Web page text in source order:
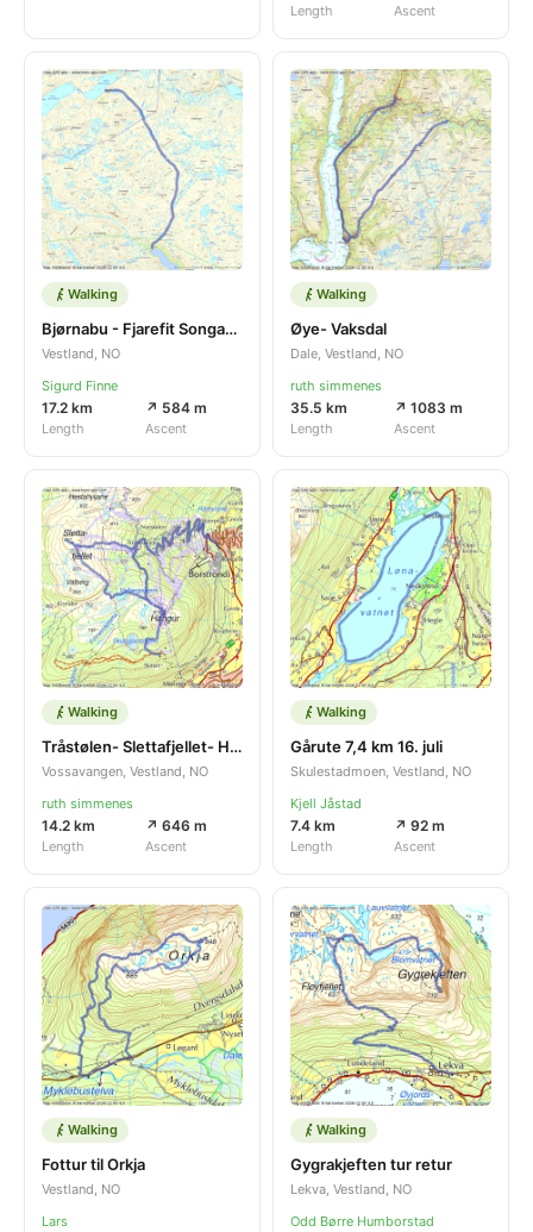
Length Ascent
Walking
Bjørnabu - Fjarefit Songavatn
Vestland, NO
Sigurd Finne
17.2 km
Length
↗ 584 m
Ascent
Walking
Øye- Vaksdal
Dale, Vestland, NO
ruth simmenes
35.5 km
Length
↗ 1083 m
Ascent
Walking
Tråstølen- Slettafjellet- Hangurden
Vossavangen, Vestland, NO
ruth simmenes
14.2 km
Length
↗ 646 m
Ascent
Walking
Gårute 7,4 km 16. juli
Skulestadmoen, Vestland, NO
Kjell Jåstad
7.4 km
Length
↗ 92 m
Ascent
Walking
Fottur til Orkja
Vestland, NO
Lars
Walking
Gygrakjeften tur retur
Lekva, Vestland, NO
Odd Børre Humborstad